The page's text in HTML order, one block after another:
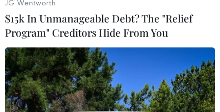
JG Wentworth
$15k In Unmanageable Debt? The "Relief
Program" Creditors Hide From You